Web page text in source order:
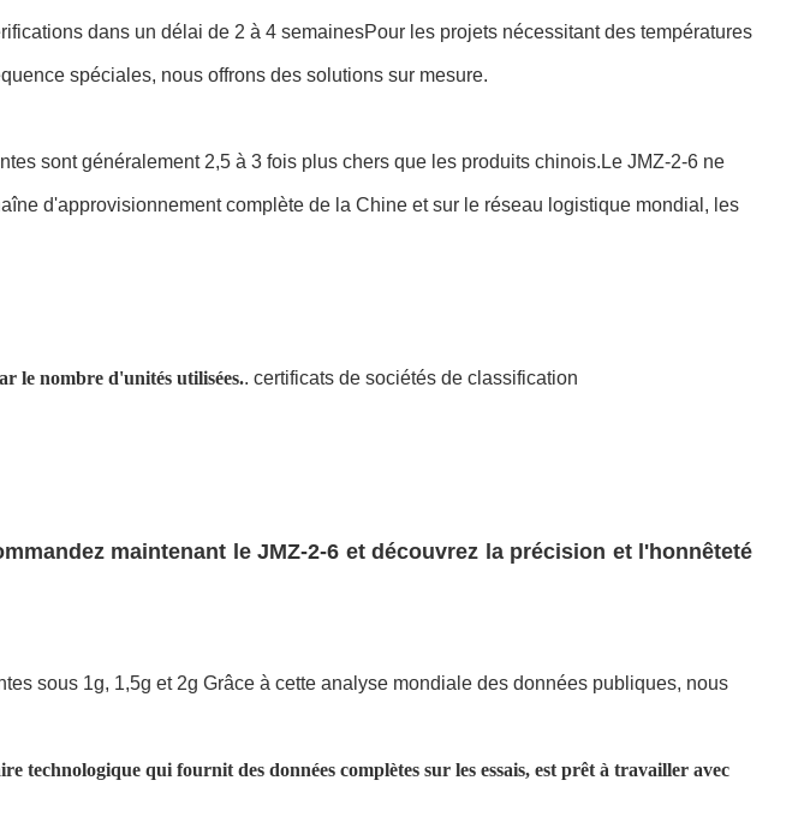
dans un délai de 2 à 4 semainesPour les projets nécessitant des températures
spéciales, nous offrons des solutions sur mesure.
sont généralement 2,5 à 3 fois plus chers que les produits chinois.Le JMZ-2-6 ne
d'approvisionnement complète de la Chine et sur le réseau logistique mondial, les
le nombre d'unités utilisées.. certificats de sociétés de classification
maintenant le JMZ-2-6 et découvrez la précision et l'honnêteté
sous 1g, 1,5g et 2g Grâce à cette analyse mondiale des données publiques, nous
qui fournit des données complètes sur les essais, est prêt à travailler avec